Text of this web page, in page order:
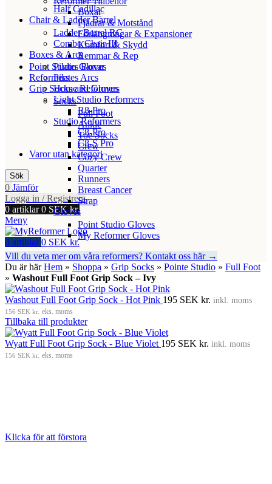
Boxar
Fjädrar & Motstånd
Förlängningar & Expansioner
Komfort & Skydd
Remmar & Rep
Point Studio Gloves
Reformers
Home Reformers
Light Studio Reformers
R8-Pro
Studio Reformers
C8-Pro
C8-S Pro
Varor utan kategori
Sök
0 Jämför
Logga in / Registrera
0 artiklar0 SEK kr.
Meny
0 artiklar0 SEK kr.
Half Cadillac
Chair & Ladder Barrel
Ladder Barrel RC
Combo Chair III
Boxes & Arcs
Pilates Boxar
Pilates Arcs
Grip Socks and Gloves
Socks
Full Foot
Ankle
Toe Socks
Crew
Cozy Crew
Quarter
Runners
Breast Cancer
Strap
Gloves
Point Studio Gloves
My Reformer Gloves
Vill du veta mer om våra reformers? Kontakt oss här →
Du är härHem » Shoppa » Grip Socks » Pointe Studio » Full Foot
» Washout Full Foot Grip Sock – Ivy
Washout Full Foot Grip Sock - Hot Pink 195 SEK kr. inkl. moms
156 SEK kr. eks. moms
Tillbaka till produkter
Wyatt Full Foot Grip Sock - Blue Violet 195 SEK kr. inkl. moms
156 SEK kr. eks. moms
Klicka för att förstora